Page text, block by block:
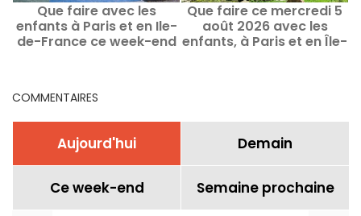
Que faire avec les
enfants à Paris et en Ile-
de-France ce week-end
Que faire ce mercredi 5
août 2026 avec les
enfants, à Paris et en Île-
COMMENTAIRES
Aujourd'hui Demain
Ce week-end Semaine prochaine